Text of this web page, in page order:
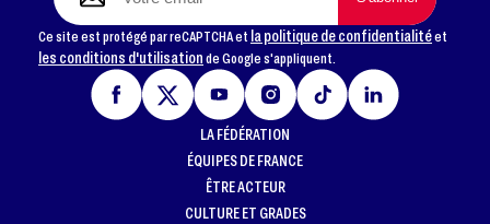
Ce site est protégé par reCAPTCHA et la politique de confidentialitéet
les conditions d'utilisationde Google s'appliquent.
LA FÉDÉRATION
ÉQUIPES DE FRANCE
ÊTRE ACTEUR
CULTURE ET GRADES